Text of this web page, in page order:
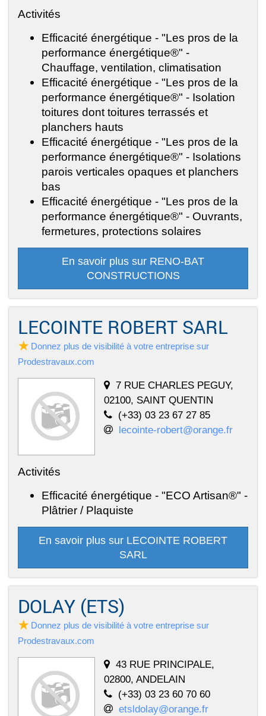
Activités
Efficacité énergétique - "Les pros de la
performance énergétique®" -
Chauffage, ventilation, climatisation
Efficacité énergétique - "Les pros de la
performance énergétique®" - Isolation
toitures dont toitures terrassés et
planchers hauts
Efficacité énergétique - "Les pros de la
performance énergétique®" - Isolations
parois verticales opaques et planchers
bas
Efficacité énergétique - "Les pros de la
performance énergétique®" - Ouvrants,
fermetures, protections solaires
En savoir plus sur RENO-BAT
CONSTRUCTIONS
LECOINTE ROBERT SARL
Donnez plus de visibilité à votre entreprise sur
Prodestravaux.com
7 RUE CHARLES PEGUY,
02100, SAINT QUENTIN
(+33) 03 23 67 27 85
lecointe-robert@orange.fr
Activités
Efficacité énergétique - "ECO Artisan®" -
Plâtrier / Plaquiste
En savoir plus sur LECOINTE ROBERT
SARL
DOLAY (ETS)
Donnez plus de visibilité à votre entreprise sur
Prodestravaux.com
43 RUE PRINCIPALE,
02800, ANDELAIN
(+33) 03 23 60 70 60
etsldolay@orange.fr